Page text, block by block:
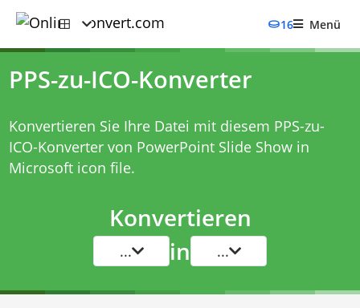
16 Menü
PPS-zu-ICO-Konverter
Konvertieren Sie Ihre Datei mit diesem PPS-zu-
ICO-Konvertervon PowerPoint Slide Show in
Microsoft icon file.
Konvertieren
... in ...